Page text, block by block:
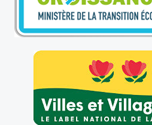
L'église
Les panneaux du patrimoine
Le château
Georges Bernanos